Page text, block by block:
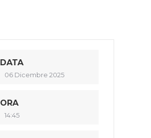
DATA
06 Dicembre 2025
ORA
14:45